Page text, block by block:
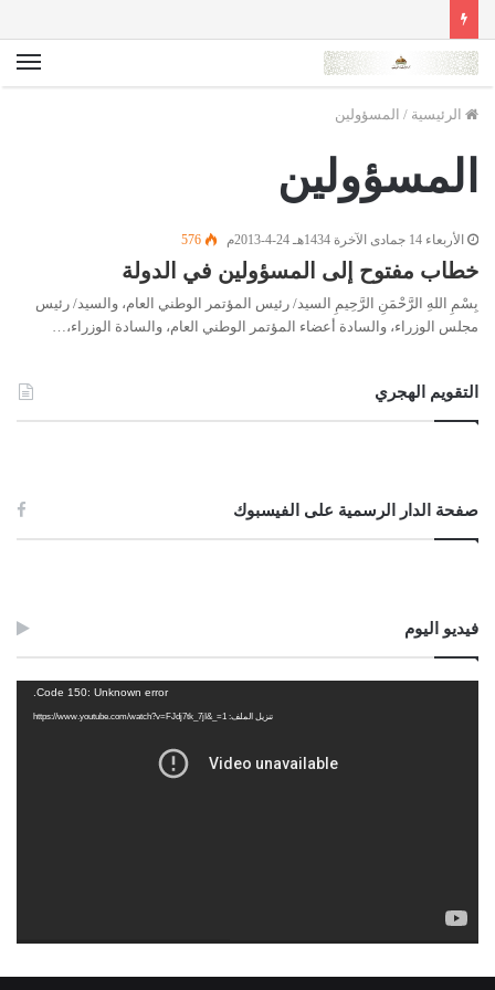
الرئيسية / المسؤولين
المسؤولين
الأربعاء 14 جمادى الآخرة 1434هـ 24-4-2013م 576
خطاب مفتوح إلى المسؤولين في الدولة
بِسْمِ اللهِ الرَّحْمَنِ الرَّحِيمِ السيد/ رئيس المؤتمر الوطني العام، والسيد/ رئيس
مجلس الوزراء، والسادة أعضاء المؤتمر الوطني العام، والسادة الوزراء،…
التقويم الهجري
صفحة الدار الرسمية على الفيسبوك
فيديو اليوم
Code 150: Unknown error.
تنزيل الملف: https://www.youtube.com/watch?v=FJdj7tk_7jI&_=1